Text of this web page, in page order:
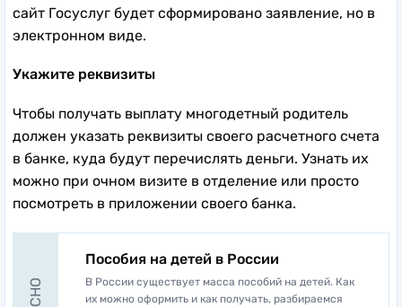
сайт Госуслуг будет сформировано заявление, но в
электронном виде.
Укажите реквизиты
Чтобы получать выплату многодетный родитель
должен указать реквизиты своего расчетного счета
в банке, куда будут перечислять деньги. Узнать их
можно при очном визите в отделение или просто
посмотреть в приложении своего банка.
Пособия на детей в России
В России существует масса пособий на детей. Как
их можно оформить и как получать, разбираемся